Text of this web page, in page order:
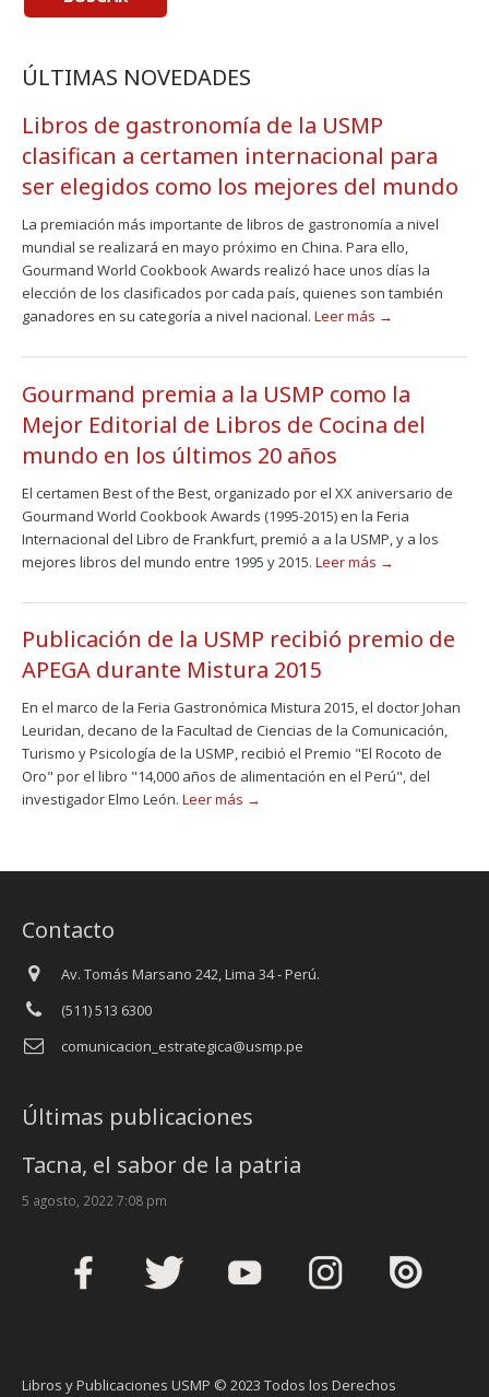
ÚLTIMAS NOVEDADES
Libros de gastronomía de la USMP
clasifican a certamen internacional para
ser elegidos como los mejores del mundo
La premiación más importante de libros de gastronomía a nivel
mundial se realizará en mayo próximo en China. Para ello,
Gourmand World Cookbook Awards realizó hace unos días la
elección de los clasificados por cada país, quienes son también
ganadores en su categoría a nivel nacional. Leer más →
Gourmand premia a la USMP como la
Mejor Editorial de Libros de Cocina del
mundo en los últimos 20 años
El certamen Best of the Best, organizado por el XX aniversario de
Gourmand World Cookbook Awards (1995-2015) en la Feria
Internacional del Libro de Frankfurt, premió a a la USMP, y a los
mejores libros del mundo entre 1995 y 2015. Leer más →
Publicación de la USMP recibió premio de
APEGA durante Mistura 2015
En el marco de la Feria Gastronómica Mistura 2015, el doctor Johan
Leuridan, decano de la Facultad de Ciencias de la Comunicación,
Turismo y Psicología de la USMP, recibió el Premio "El Rocoto de
Oro" por el libro "14,000 años de alimentación en el Perú", del
investigador Elmo León. Leer más →
Contacto
Av. Tomás Marsano 242, Lima 34 - Perú.
(511) 513 6300
comunicacion_estrategica@usmp.pe
Últimas publicaciones
Tacna, el sabor de la patria
5 agosto, 2022 7:08 pm
Libros y Publicaciones USMP © 2023 Todos los Derechos